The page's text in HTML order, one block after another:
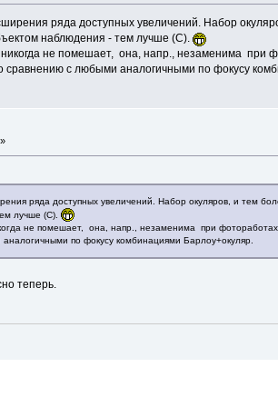
ряда доступных увеличений. Набор
наблюдения - тем лучше (С).
не помешает, она, напр., незаменима при
сравнению с любыми аналогичными по фокусу
ряда доступных увеличений. Набор окуляров, и тем
лучше (С).
не помешает, она, напр., незаменима при
по фокусу комбинациями Барлоу+окуляр.
теперь.